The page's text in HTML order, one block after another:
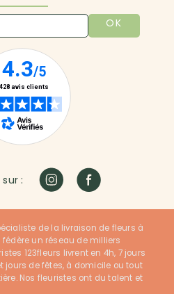
OK
:
de la livraison de fleurs à
fédère un réseau de milliers
123fleurs livrent en 4h, 7 jours
jours de fêtes, à domicile ou tout
Nos fleuristes ont du talent et